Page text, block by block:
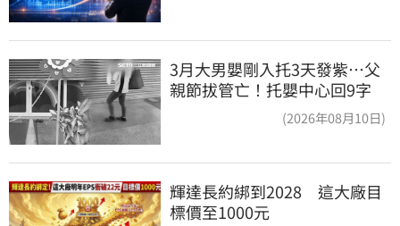
3月大男嬰剛入托3天發紫…父
親節拔管亡！托嬰中心回9字
(2026年08月10日)
輝達長約綁到2028　這大廠目
標價至1000元